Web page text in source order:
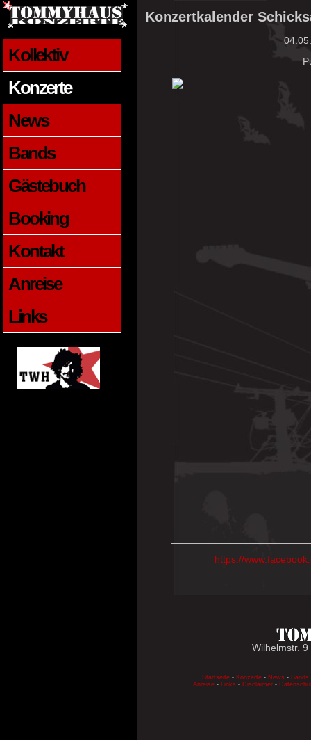
Kollektiv
Konzerte
News
Bands
Gästebuch
Booking
Kontakt
Anreise
Links
Konzertkalender
https://
Wilhelmstr.
Startseite - Konzerte - News - Bands
Anreise - Links - Disclaimer -